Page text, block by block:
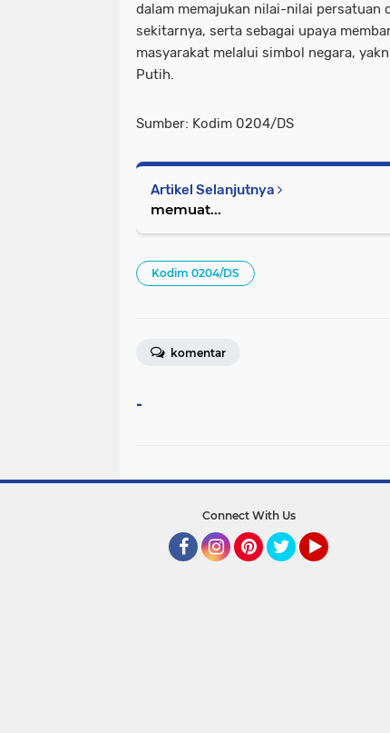
dalam memajukan nilai-nilai persatuan
sekitarnya, serta sebagai upaya
masyarakat melalui simbol negara,
Putih.
Sumber: Kodim 0204/DS
Artikel Selanjutnya
memuat...
Kodim 0204/DS
komentar
-
Connect With Us